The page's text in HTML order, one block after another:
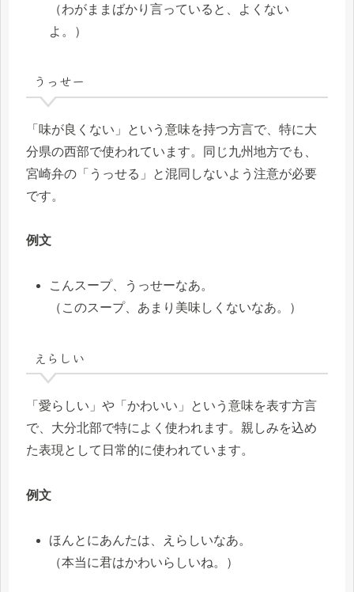
（わがままばかり言っていると、よくない
よ。）
うっせー
「味が良くない」という意味を持つ方言で、特に大
分県の西部で使われています。同じ九州地方でも、
宮崎弁の「うっせる」と混同しないよう注意が必要
です。
例文
こんスープ、うっせーなあ。
（このスープ、あまり美味しくないなあ。）
えらしい
「愛らしい」や「かわいい」という意味を表す方言
で、大分北部で特によく使われます。親しみを込め
た表現として日常的に使われています。
例文
ほんとにあんたは、えらしいなあ。
（本当に君はかわいらしいね。）